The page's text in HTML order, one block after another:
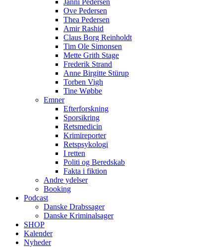
Janni Pedersen
Ove Pedersen
Thea Pedersen
Amir Rashid
Claus Borg Reinholdt
Tim Ole Simonsen
Mette Grith Stage
Frederik Strand
Anne Birgitte Stürup
Torben Vigh
Tine Wøbbe
Emner
Efterforskning
Sporsikring
Retsmedicin
Krimireporter
Retspsykologi
I retten
Politi og Beredskab
Fakta i fiktion
Andre ydelser
Booking
Podcast
Danske Drabssager
Danske Kriminalsager
SHOP
Kalender
Nyheder